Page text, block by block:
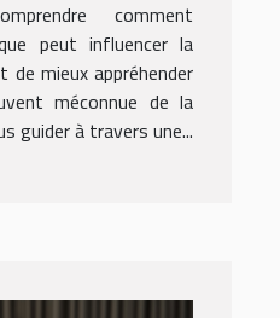
comment
peut influencer la
de mieux appréhender
méconnue de la
guider à travers une...